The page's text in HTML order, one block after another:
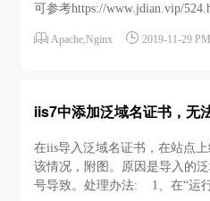
可参考https://www.jdian.vip/
Apachelisten 80默认即可 Ngi...
 Apache, Nginx  2019-11-29 PM
iis7中添加泛域名证书，无
在iis导入泛域名证书，在站点
该情况，附图。原因是导入的
号导致。处理办法: 1、在“运行”菜单中，输入MMC，回